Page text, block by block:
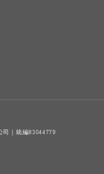
｜統編83044779